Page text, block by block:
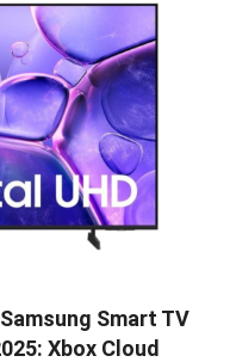
Smart TV
Xbox Cloud